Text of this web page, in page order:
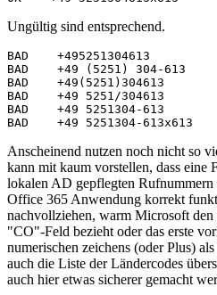
Ungültig sind entsprechend.
BAD    +495251304613
BAD    +49 (5251) 304-613
BAD    +49(5251)304613
BAD    +49 5251/304613
BAD    +49 5251304-613
BAD    +49 5251304-613x613
Anscheinend nutzen noch nicht so
kann mit kaum vorstellen, dass eine
lokalen AD gepflegten Rufnummern
Office 365 Anwendung korrekt
nachvollziehen, warm Microsoft
"CO"-Feld bezieht oder das erste
numerischen zeichens (oder Plus)
auch die Liste der Ländercodes
auch hier etwas sicherer gemacht